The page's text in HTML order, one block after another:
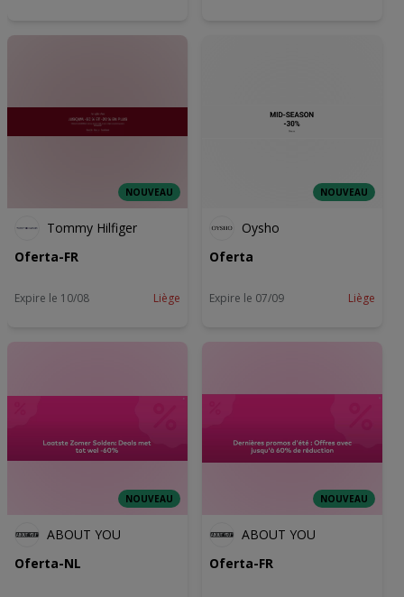
NOUVEAU
Tommy Hilfiger
Oferta-FR
Expire le 10/08 Liège
NOUVEAU
Oysho
Oferta
Expire le 07/09 Liège
NOUVEAU
ABOUT YOU
Oferta-NL
NOUVEAU
ABOUT YOU
Oferta-FR